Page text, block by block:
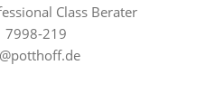
Class Berater
7998-219